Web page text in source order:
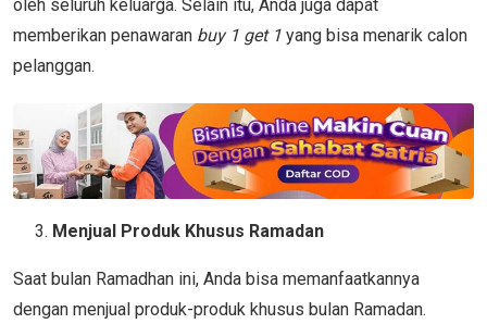
oleh seluruh keluarga. Selain itu, Anda juga dapat
memberikan penawaran buy 1 get 1 yang bisa menarik calon
pelanggan.
Menjual Produk Khusus Ramadan
Saat bulan Ramadhan ini, Anda bisa memanfaatkannya
dengan menjual produk-produk khusus bulan Ramadan.